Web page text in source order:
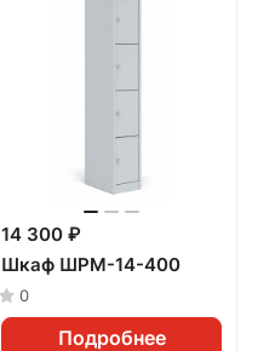
14 300 ₽
Шкаф ШРМ-14-400
0
Подробнее